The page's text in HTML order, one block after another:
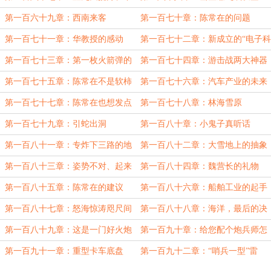
五洋捉鳖
第一百六十九章：西南来客 第一百七十章：陈常在的问题
第一百七十一章：华教授的感动 第一百七十二章：新成立的“电子科
技研究院”
第一百七十三章：第一枚火箭弹的
诞生
第一百七十四章：游击战两大神器
第一百七十五章：陈常在不是软柿
子
第一百七十六章：汽车产业的未来
规划
第一百七十七章：陈常在也想发点
战争财的
第一百七十八章：林海雪原
第一百七十九章：引蛇出洞 第一百八十章：小鬼子真听话
第一百八十一章：专炸下三路的地
雷
第一百八十二章：大雪地上的抽象
画
第一百八十三章：姿势不对、起来
重睡
第一百八十四章：魏营长的礼物
第一百八十五章：陈常在的建议 第一百八十六章：船舶工业的起手
式
第一百八十七章：怒海惊涛咫尺间 第一百八十八章：海洋，最后的决
战场
第一百八十九章：这是一门好火炮 第一百九十章：给您配个炮兵师怎
么样？
第一百九十一章：重型卡车底盘 第一百九十二章：“哨兵一型”雷